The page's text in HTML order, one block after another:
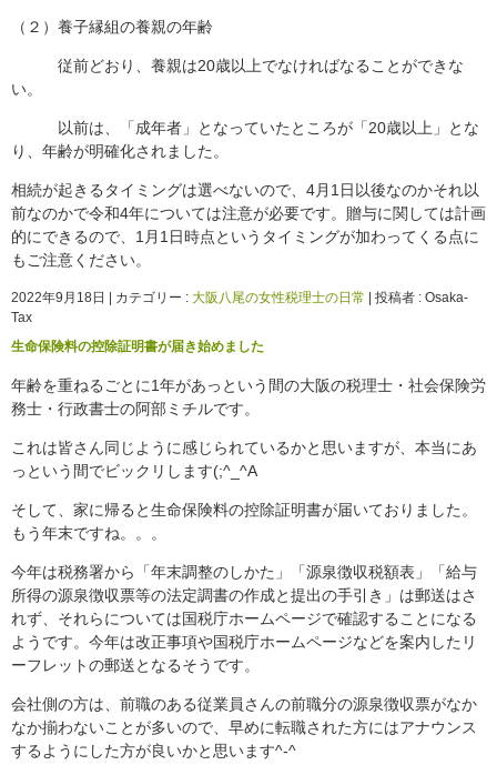
（２）養子縁組の養親の年齢
従前どおり、養親は20歳以上でなければなることができな
い。
以前は、「成年者」となっていたところが「20歳以上」とな
り、年齢が明確化されました。
相続が起きるタイミングは選べないので、4月1日以後なのかそれ以
前なのかで令和4年については注意が必要です。贈与に関しては計画
的にできるので、1月1日時点というタイミングが加わってくる点に
もご注意ください。
2022年9月18日 カテゴリー : 大阪八尾の女性税理士の日常
投稿者 : Osaka-
Tax
生命保険料の控除証明書が届き始めました
年齢を重ねるごとに1年があっという間の大阪の税理士・社会保険労
務士・行政書士の阿部ミチルです。
これは皆さん同じように感じられているかと思いますが、本当にあ
っという間でビックリします(;^_^A
そして、家に帰ると生命保険料の控除証明書が届いておりました。
もう年末ですね。。。
今年は税務署から「年末調整のしかた」「源泉徴収税額表」「給与
所得の源泉徴収票等の法定調書の作成と提出の手引き」は郵送はさ
れず、それらについては国税庁ホームページで確認することになる
ようです。今年は改正事項や国税庁ホームページなどを案内したリ
ーフレットの郵送となるそうです。
会社側の方は、前職のある従業員さんの前職分の源泉徴収票がなか
なか揃わないことが多いので、早めに転職された方にはアナウンス
するようにした方が良いかと思います^-^